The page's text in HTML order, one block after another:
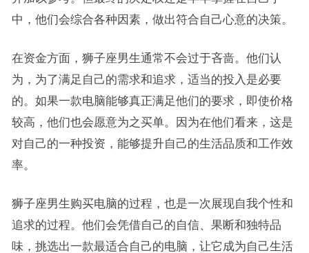
中，他们会综合各种因素，做出符合自己心意的决策。
在资金方面，狮子座男生通常不会过于吝啬。他们认
为，为了满足自己的需求和追求，适当的投入是必要
的。如果一款电脑能够真正满足他们的要求，即使价格
较高，他们也会愿意为之买单。因为在他们看来，这是
对自己的一种投资，能够提升自己的生活品质和工作效
率。
狮子座男生购买电脑的过程，也是一次展现自我个性和
追求的过程。他们会凭借自己的自信、果断和独特品
味，挑选出一款最适合自己的电脑，让它成为自己生活